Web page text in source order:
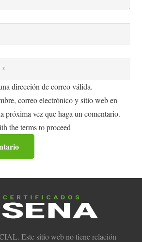
dirección de correo válida.
correo electrónico y sitio web en
próxima vez que haga un comentario.
the terms to proceed
Este sitio web no tiene relación